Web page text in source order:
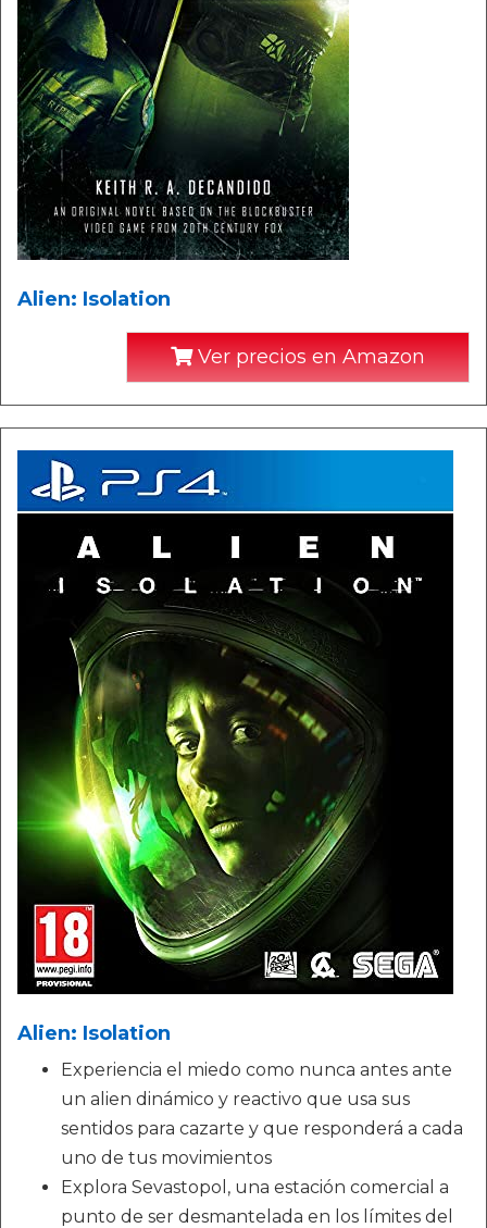
Alien: Isolation
Ver precios en Amazon
Alien: Isolation
Experiencia el miedo como nunca antes ante
un alien dinámico y reactivo que usa sus
sentidos para cazarte y que responderá a cada
uno de tus movimientos
Explora Sevastopol, una estación comercial a
punto de ser desmantelada en los límites del